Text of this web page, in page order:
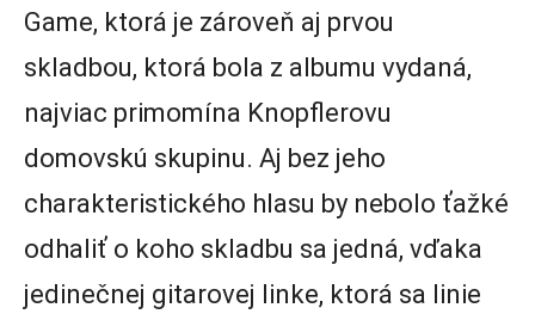
Game, ktorá je zároveň aj prvou
skladbou, ktorá bola z albumu vydaná,
najviac primomína Knopflerovu
domovskú skupinu. Aj bez jeho
charakteristického hlasu by nebolo ťažké
odhaliť o koho skladbu sa jedná, vďaka
jedinečnej gitarovej linke, ktorá sa linie